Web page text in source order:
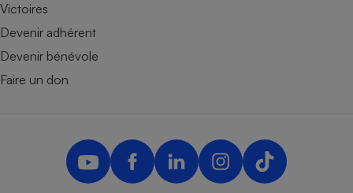
Victoires
Devenir adhérent
Devenir bénévole
Faire un don